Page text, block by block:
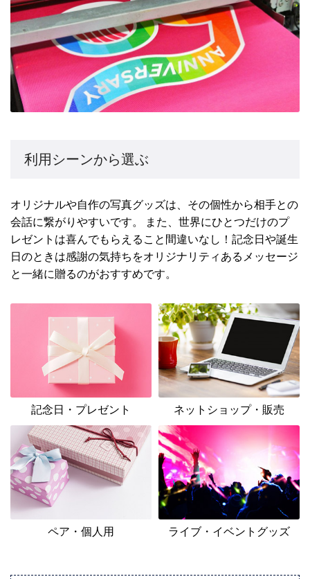
利用シーンから選ぶ
オリジナルや自作の写真グッズは、その個性から相手との
会話に繋がりやすいです。 また、世界にひとつだけのプ
レゼントは喜んでもらえること間違いなし！記念日や誕生
日のときは感謝の気持ちをオリジナリティあるメッセージ
と一緒に贈るのがおすすめです。
記念日・プレゼント ネットショップ・販売
ペア・個人用 ライブ・イベントグッズ